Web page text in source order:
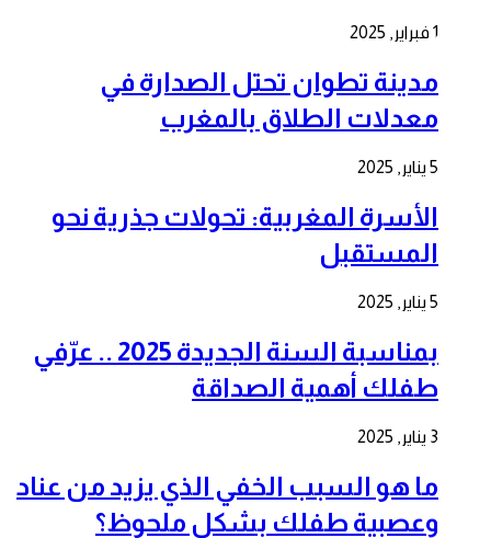
1 فبراير, 2025
مدينة تطوان تحتل الصدارة في
معدلات الطلاق بالمغرب
5 يناير, 2025
الأسرة المغربية: تحولات جذرية نحو
المستقبل
5 يناير, 2025
بمناسبة السنة الجديدة 2025 .. عرّفي
طفلك أهمية الصداقة
3 يناير, 2025
ما هو السبب الخفي الذي يزيد من عناد
وعصبية طفلك بشكل ملحوظ؟